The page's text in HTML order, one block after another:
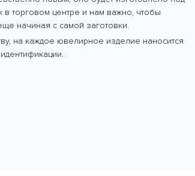
в торговом центре и нам важно, чтобы
начиная с самой заготовки.
на каждое ювелирное изделие наносится